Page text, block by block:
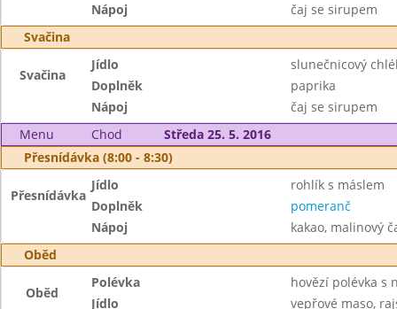
Nápoj
čaj se sirupem
Svačina
Svačina
Jídlo
slunečnicový
Doplněk
paprika
Nápoj
čaj se sirupem
Menu
Chod
Středa 25. 5. 2016
Přesnídávka (8:00 - 8:30)
Přesnídávka
Jídlo
rohlík s máslem
Doplněk
pomeranč
Nápoj
kakao, malinový
Oběd
Oběd
Polévka
hovězí polévka s
Jídlo
vepřové maso,